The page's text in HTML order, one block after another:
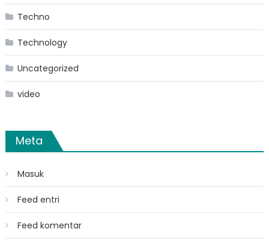
Techno
Technology
Uncategorized
video
Meta
Masuk
Feed entri
Feed komentar